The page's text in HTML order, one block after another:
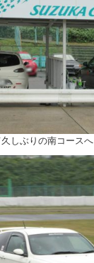
しぶりの南コースへ